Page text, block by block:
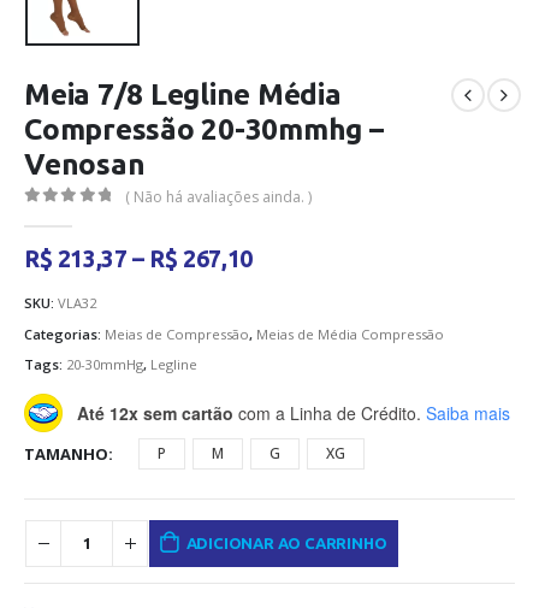
Meia 7/8 Legline Média
Compressão 20-30mmhg –
Venosan
( Não há avaliações ainda. )
R$ 213,37 – R$ 267,10Faixa
R$ 213,37
através
SKU: VLA32
Categorias: Meias de Compressão, Meias de Média Compressão
Tags: 20-30mmHg, Legline
Até 12x sem cartão com a Linha de Crédito. Saiba mais
TAMANHO P M G XG
ADICIONAR AO CARRINHO